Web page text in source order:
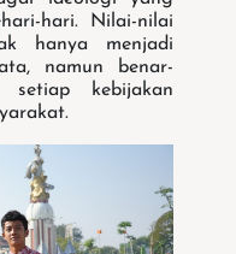
hari. Nilai-nilai
hanya menjadi
namun benar-
setiap kebijakan